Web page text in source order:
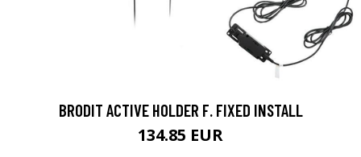
BRODIT ACTIVE HOLDER F. FIXED INSTALL
134.85 EUR